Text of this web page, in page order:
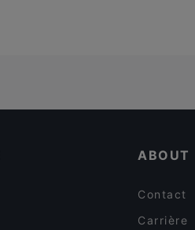
ABOUT
Contact
Carrière